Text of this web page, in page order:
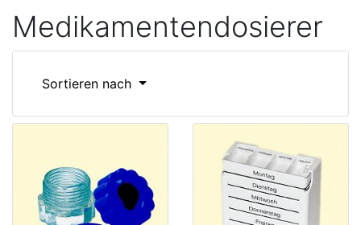
Medikamentendosierer
Sortieren nach